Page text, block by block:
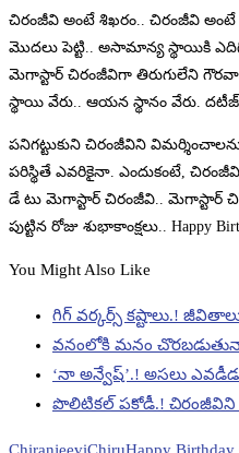
చిరంజీవి అంటే శిఖరం.. చిరంజీవి
మొదలు పెట్టి.. అసామాన్య స్థాయికి
మెగాస్టార్ చిరంజీవిగా తిరుగులేని
స్థాయి వేరు.. ఆయన స్థానం వేరు.
పనిగట్టుకుని చిరంజీవిని
పరిస్థితే ఎవరికైనా. ఎందుకంటే,
డే టు మెగాస్టార్ చిరంజీవి.. మెగాస్టార్
పుట్టిన రోజు శుభాకాంక్షలు.. Happy
You Might Also Like
గిగ్ వర్కర్స్ కష్టాలు.!
వనంలోకి మనం
‘నా అన్వేష్’.! అసలు
పొలిటికల్ పకోడీ.!